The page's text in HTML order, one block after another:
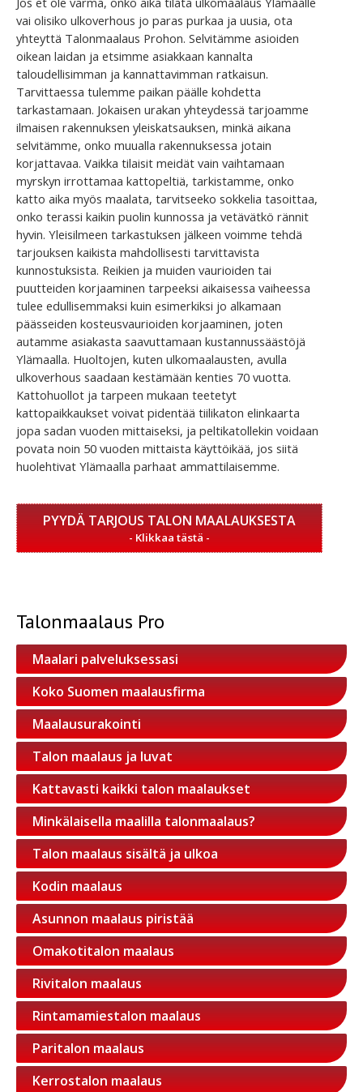
vai olisiko ulkoverhous jo paras purkaa ja uusia, ota
yhteyttä Talonmaalaus Prohon. Selvitämme asioiden
oikean laidan ja etsimme asiakkaan kannalta
taloudellisimman ja kannattavimman ratkaisun.
Tarvittaessa tulemme paikan päälle kohdetta
tarkastamaan. Jokaisen urakan yhteydessä tarjoamme
ilmaisen rakennuksen yleiskatsauksen, minkä aikana
selvitämme, onko muualla rakennuksessa jotain
korjattavaa. Vaikka tilaisit meidät vain vaihtamaan
myrskyn irrottamaa kattopeltiä, tarkistamme, onko
katto aika myös maalata, tarvitseeko sokkelia tasoittaa,
onko terassi kaikin puolin kunnossa ja vetävätkö rännit
hyvin. Yleisilmeen tarkastuksen jälkeen voimme tehdä
tarjouksen kaikista mahdollisesti tarvittavista
kunnostuksista. Reikien ja muiden vaurioiden tai
puutteiden korjaaminen tarpeeksi aikaisessa vaiheessa
tulee edullisemmaksi kuin esimerkiksi jo alkamaan
päässeiden kosteusvaurioiden korjaaminen, joten
autamme asiakasta saavuttamaan kustannussäästöjä
Ylämaalla. Huoltojen, kuten ulkomaalausten, avulla
ulkoverhous saadaan kestämään kenties 70 vuotta.
Kattohuollot ja tarpeen mukaan teetetyt
kattopaikkaukset voivat pidentää tiilikaton elinkaarta
jopa sadan vuoden mittaiseksi, ja peltikatollekin voidaan
povata noin 50 vuoden mittaista käyttöikää, jos siitä
huolehtivat Ylämaalla parhaat ammattilaisemme.
PYYDÄ TARJOUS TALON MAALAUKSESTA
Talonmaalaus Pro
Maalari palveluksessasi
Koko Suomen maalausfirma
Maalausurakointi
Talon maalaus ja luvat
Kattavasti kaikki talon maalaukset
Minkälaisella maalilla talonmaalaus?
Talon maalaus sisältä ja ulkoa
Kodin maalaus
Asunnon maalaus piristää
Omakotitalon maalaus
Rivitalon maalaus
Rintamamiestalon maalaus
Paritalon maalaus
Kerrostalon maalaus